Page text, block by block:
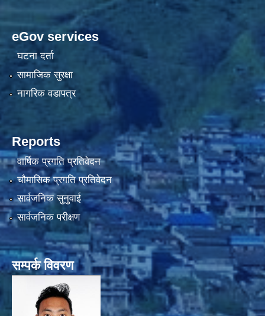
eGov services
घटना दर्ता
सामाजिक सुरक्षा
नागरिक वडापत्र
Reports
वार्षिक प्रगति प्रतिवेदन
चौमासिक प्रगति प्रतिवेदन
सार्वजनिक सुनुवाई
सार्वजनिक परीक्षण
सम्पर्क विवरण